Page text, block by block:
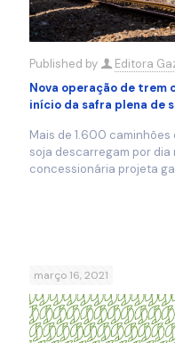
Published by
Editora
Nova operação de trem
início da safra plena de
Mais de 1.600
soja descarregam por dia
concessionária projeta
março 16, 2021